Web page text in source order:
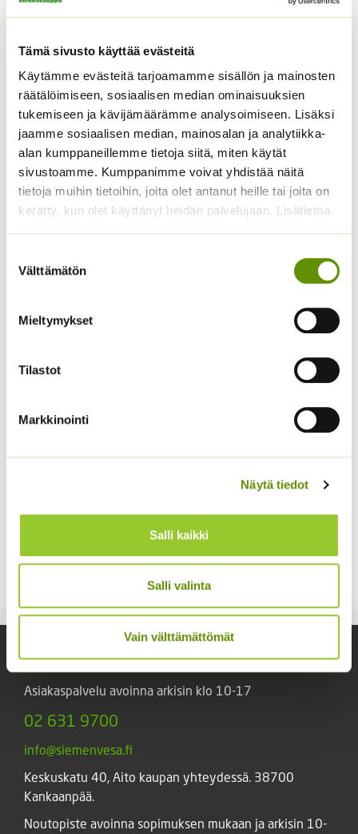
Tämä sivusto käyttää evästeitä
Käytämme evästeitä tarjoamamme sisällön ja mainosten
räätälöimiseen, sosiaalisen median ominaisuuksien
tukemiseen ja kävijämäärämme analysoimiseen. Lisäksi
jaamme sosiaalisen median, mainosalan ja analytiikka-
alan kumppaneillemme tietoja siitä, miten käytät
sivustoamme. Kumppanimme voivat yhdistää näitä
tietoja muihin tietoihin, joita olet antanut heille tai joita on
kerätty, kun olet käyttänyt heidän palvelujaan. Lisätietoa
valinta
Välttämätön
Mieltymykset
Tilastot
Markkinointi
Näytä tiedot
Salli kaikki
Salli valinta
Vain välttämättömät
9,90 €
-
24,90 €
arvonlisäveron
6,00€
Alkuperäinen
hinta
oli:
6,00 €.
4,99€Nykyinen
hinta
on:
4,99 €.
Sisältää
arvonlisäveron
3,50€ – 35,50
Taimistokilpi 8 x 12 cm
Hintaluokka:
55,00 €
Sisältää
2,50€ – 39,90€Hintaluokka:
39,90 €
Sisältää
Kasvihuoneteippi
17,50€ – 25,50€Hintaluokka:
25,50 €
Sisältää
Yhteystiedot
Asiakaspalvelu avoinna arkisin klo 10-17
02 631 9700
info@siemenvesa.fi
Keskuskatu 40, Aito kaupan yhteydessä. 38700
Kankaanpää.
Noutopiste avoinna sopimuksen mukaan ja arkisin 10-